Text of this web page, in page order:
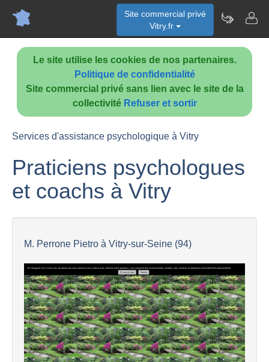
Le site utilise les cookies de nos partenaires.
Politique de confidentialité
Site commercial privé sans lien avec le site de la
collectivité Refuser et sortir
Site commercial privé
Vitry.fr
Services d'assistance psychologique à Vitry
Praticiens psychologues
et coachs à Vitry
M. Perrone Pietro à Vitry-sur-Seine (94)